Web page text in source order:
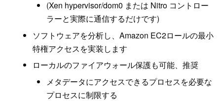
(Xen hypervisor/dom0 または Nitro コントロー
ラーと実際に通信するだけです)
ソフトウェアを分析し、Amazon EC2ロールの最小
特権アクセスを実装します
ローカルのファイアウォール保護も可能、推奨
メタデータにアクセスできるプロセスを必要な
プロセスに制限する